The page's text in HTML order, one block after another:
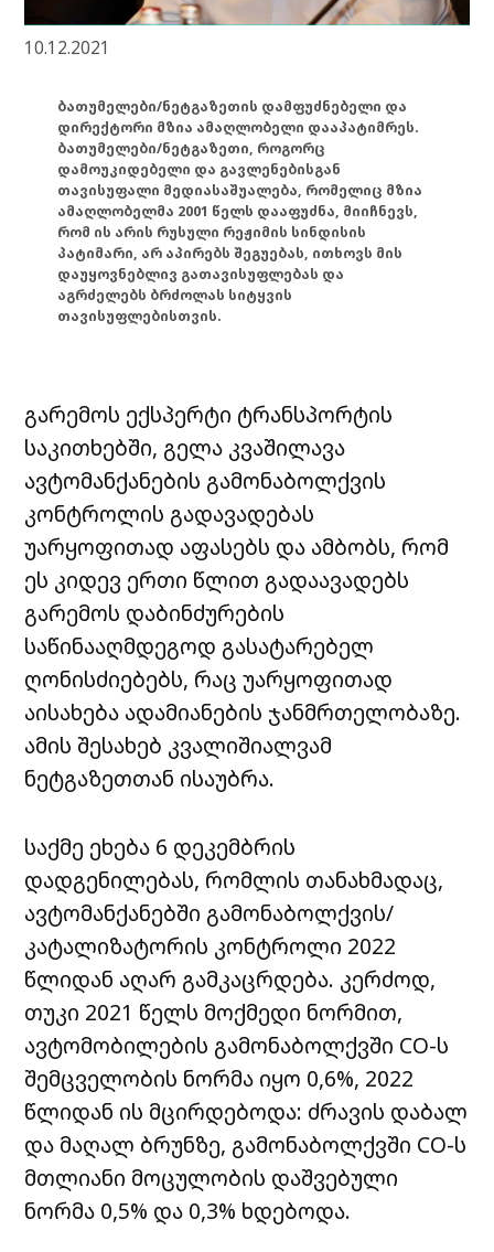
10.12.2021
ბათუმელები/ნეტგაზეთის დამფუძნებელი და
დირექტორი მზია ამაღლობელი დააპატიმრეს.
ბათუმელები/ნეტგაზეთი, როგორც
დამოუკიდებელი და გავლენებისგან
თავისუფალი მედიასაშუალება, რომელიც მზია
ამაღლობელმა 2001 წელს დააფუძნა, მიიჩნევს,
რომ ის არის რუსული რეჟიმის სინდისის
პატიმარი, არ აპირებს შეგუებას, ითხოვს მის
დაუყოვნებლივ გათავისუფლებას და
აგრძელებს ბრძოლას სიტყვის
თავისუფლებისთვის.
გარემოს ექსპერტი ტრანსპორტის
საკითხებში, გელა კვაშილავა
ავტომანქანების გამონაბოლქვის
კონტროლის გადავადებას
უარყოფითად აფასებს და ამბობს, რომ
ეს კიდევ ერთი წლით გადაავადებს
გარემოს დაბინძურების
საწინააღმდეგოდ გასატარებელ
ღონისძიებებს, რაც უარყოფითად
აისახება ადამიანების ჯანმრთელობაზე.
ამის შესახებ კვალიშიალვამ
ნეტგაზეთთან ისაუბრა.
საქმე ეხება 6 დეკემბრის
დადგენილებას, რომლის თანახმადაც,
ავტომანქანებში გამონაბოლქვის/
კატალიზატორის კონტროლი 2022
წლიდან აღარ გამკაცრდება. კერძოდ,
თუკი 2021 წელს მოქმედი ნორმით,
ავტომობილების გამონაბოლქვში CO-ს
შემცველობის ნორმა იყო 0,6%, 2022
წლიდან ის მცირდებოდა: ძრავის დაბალ
და მაღალ ბრუნზე, გამონაბოლქვში CO-ს
მთლიანი მოცულობის დაშვებული
ნორმა 0,5% და 0,3% ხდებოდა.